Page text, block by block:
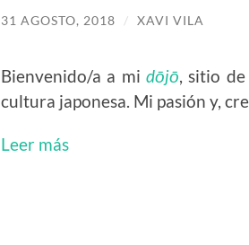
31 AGOSTO, 2018 / XAVI VILA
Bienvenido/a a mi dōjō, sitio
cultura japonesa. Mi pasión y,
Leer más